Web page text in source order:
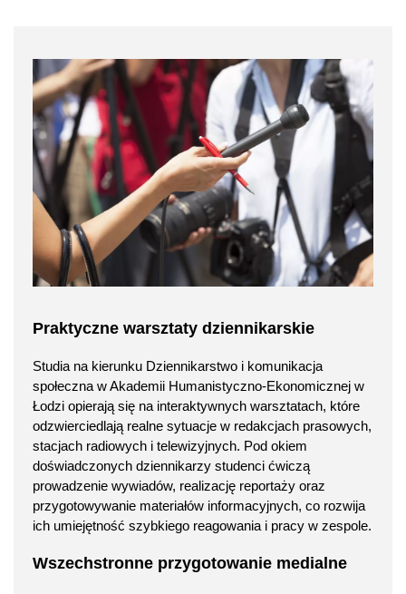
Praktyczne warsztaty dziennikarskie
Studia na kierunku Dziennikarstwo i komunikacja
społeczna w Akademii Humanistyczno-Ekonomicznej w
Łodzi opierają się na interaktywnych warsztatach, które
odzwierciedlają realne sytuacje w redakcjach prasowych,
stacjach radiowych i telewizyjnych. Pod okiem
doświadczonych dziennikarzy studenci ćwiczą
prowadzenie wywiadów, realizację reportaży oraz
przygotowywanie materiałów informacyjnych, co rozwija
ich umiejętność szybkiego reagowania i pracy w zespole.
Wszechstronne przygotowanie medialne